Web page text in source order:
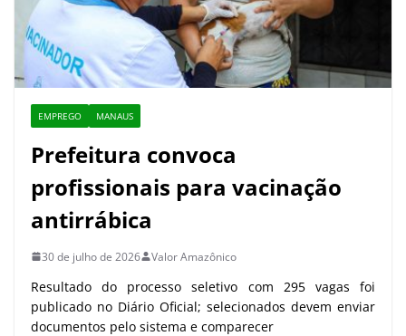
EMPREGO MANAUS
Prefeitura convoca
profissionais para vacinação
antirrábica
30 de julho de 2026 Valor Amazônico
Resultado do processo seletivo com 295 vagas foi
publicado no Diário Oficial; selecionados devem enviar
documentos pelo sistema e comparecer